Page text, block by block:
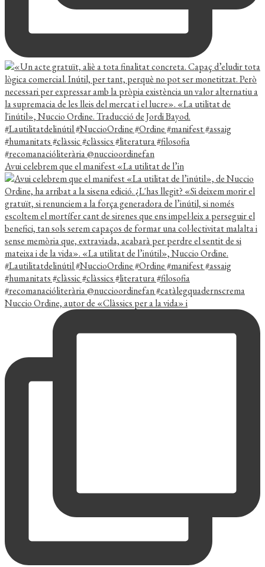
Avui celebrem que el manifest «La utilitat de l’in
Nuccio Ordine, autor de «Clàssics per a la vida» i